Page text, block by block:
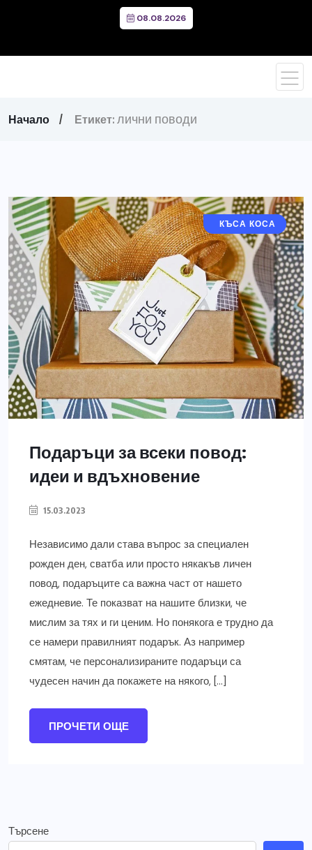
08.08.2026
Начало Етикет: лични поводи
ДЪЛГА КОСА
КЪСА КОСА
Подаръци за всеки повод:
идеи и вдъхновение
15.03.2023
Независимо дали става въпрос за специален
рожден ден, сватба или просто някакъв личен
повод, подаръците са важна част от нашето
ежедневие. Те показват на нашите близки, че
мислим за тях и ги ценим. Но понякога е трудно да
се намери правилният подарък. Аз например
смятам, че персонализираните подаръци са
чудесен начин да покажете на някого, […]
ПРОЧЕТИ ОЩЕ
Търсене